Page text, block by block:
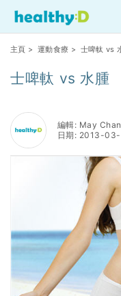
主頁 > 運動食療 > 士啤軚
士啤軚 vs 水腫
編輯: May Chan
日期: 2013-